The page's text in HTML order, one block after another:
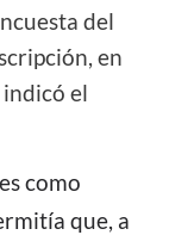
del
en
indicó el
como
que, a